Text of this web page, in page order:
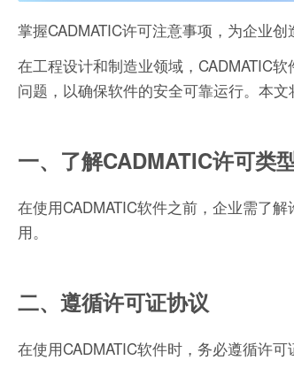
掌握CADMATIC许可注意事项，为企业
在工程设计和制造业领域，CADMATIC
问题，以确保软件的安全可靠运行。本文
一、了解CADMATIC许可类
在使用CADMATIC软件之前，企业需了
用。
二、遵循许可证协议
在使用CADMATIC软件时，务必遵循许